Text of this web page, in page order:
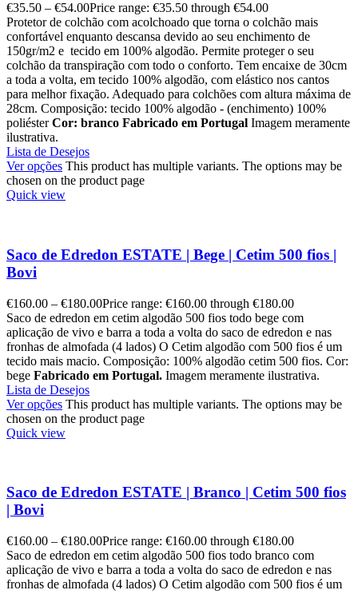
€35.50 – €54.00Price range: €35.50 through €54.00
Protetor de colchão com acolchoado que torna o colchão mais
confortável enquanto descansa devido ao seu enchimento de
150gr/m2 e tecido em 100% algodão. Permite proteger o seu
colchão da transpiração com todo o conforto. Tem encaixe de 30cm
a toda a volta, em tecido 100% algodão, com elástico nos cantos
para melhor fixação. Adequado para colchões com altura máxima de
28cm. Composição: tecido 100% algodão - (enchimento) 100%
poliésterCor: branco Fabricado em Portugal Imagem meramente
ilustrativa.
Lista de Desejos
Ver opções This product has multiple variants. The options may be
chosen on the product page
Quick view
Saco de Edredon ESTATE | Bege | Cetim 500 fios |
Bovi
€160.00 – €180.00Price range: €160.00 through €180.00
Saco de edredon em cetim algodão 500 fios todo bege com
aplicação de vivo e barra a toda a volta do saco de edredon e nas
fronhas de almofada (4 lados) O Cetim algodão com 500 fios é um
tecido mais macio. Composição: 100% algodão cetim 500 fios. Cor:
bege Fabricado em Portugal. Imagem meramente ilustrativa.
Lista de Desejos
Ver opções This product has multiple variants. The options may be
chosen on the product page
Quick view
Saco de Edredon ESTATE | Branco | Cetim 500 fios
| Bovi
€160.00 – €180.00Price range: €160.00 through €180.00
Saco de edredon em cetim algodão 500 fios todo branco com
aplicação de vivo e barra a toda a volta do saco de edredon e nas
fronhas de almofada (4 lados) O Cetim algodão com 500 fios é um